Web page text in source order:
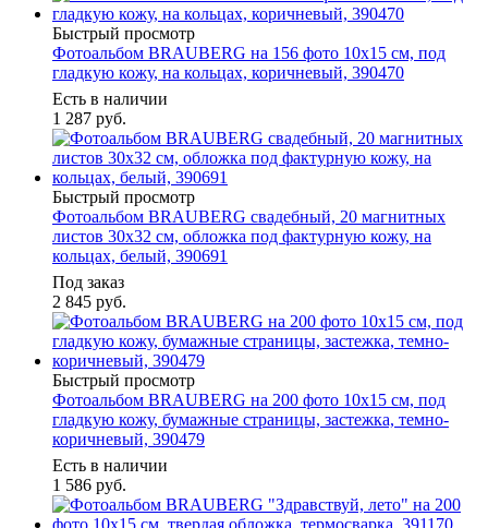
Быстрый просмотр
Фотоальбом BRAUBERG на 156 фото 10х15 см, под
гладкую кожу, на кольцах, коричневый, 390470
Есть в наличии
1 287 руб.
Быстрый просмотр
Фотоальбом BRAUBERG свадебный, 20 магнитных
листов 30х32 см, обложка под фактурную кожу, на
кольцах, белый, 390691
Под заказ
2 845 руб.
Быстрый просмотр
Фотоальбом BRAUBERG на 200 фото 10х15 см, под
гладкую кожу, бумажные страницы, застежка, темно-
коричневый, 390479
Есть в наличии
1 586 руб.